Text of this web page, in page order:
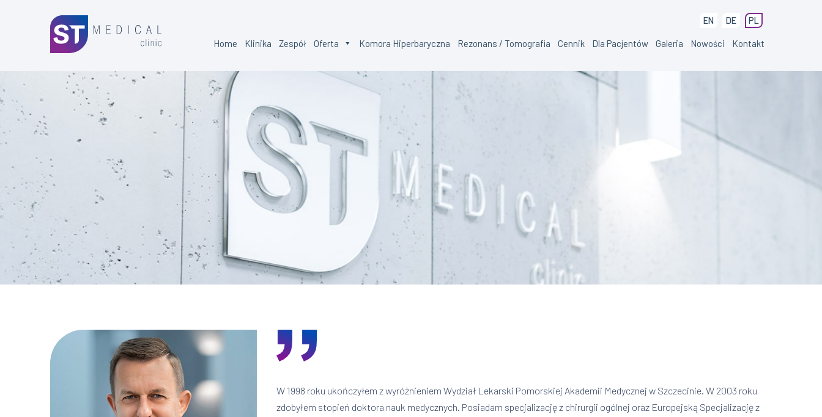
EN DE PL
Home Klinika Zespół Oferta Komora Hiperbaryczna Rezonans / Tomografia Cennik Dla Pacjentów Galeria Nowości Kontakt
W 1998 roku ukończyłem z wyróżnieniem Wydział Lekarski Pomorskiej Akademii Medycznej w Szczecinie. W 2003 roku
zdobyłem stopień doktora nauk medycznych. Posiadam specjalizację z chirurgii ogólnej oraz Europejską Specjalizację z